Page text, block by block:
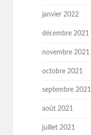
janvier 2022
décembre 2021
novembre 2021
octobre 2021
septembre 2021
août 2021
juillet 2021